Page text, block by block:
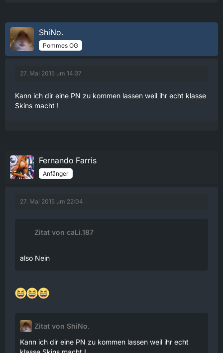
ShiNo.
Pommes OG
27. Mai 2015 um 14:37
Kann ich dir eine PN zu kommen lassen weil ihr echt klasse
Skins macht !
Fernando Farris
Anfänger
27. Mai 2015 um 22:04
Zitat von caLi.187
also Nein
Zitat von ShiNo.
Kann ich dir eine PN zu kommen lassen weil ihr echt